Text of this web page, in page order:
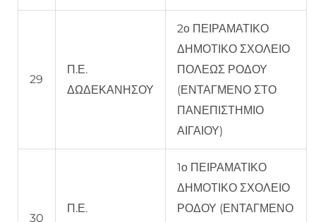
29
Π.Ε.
ΔΩΔΕΚΑΝΗΣΟΥ
2ο ΠΕΙΡΑΜΑΤΙΚΟ
ΔΗΜΟΤΙΚΟ ΣΧΟΛΕΙΟ
ΠΟΛΕΩΣ ΡΟΔΟΥ
(ΕΝΤΑΓΜΕΝΟ ΣΤΟ
ΠΑΝΕΠΙΣΤΗΜΙΟ
ΑΙΓΑΙΟΥ)
30
Π.Ε.
1ο ΠΕΙΡΑΜΑΤΙΚΟ
ΔΗΜΟΤΙΚΟ ΣΧΟΛΕΙΟ
ΡΟΔΟΥ (ΕΝΤΑΓΜΕΝΟ